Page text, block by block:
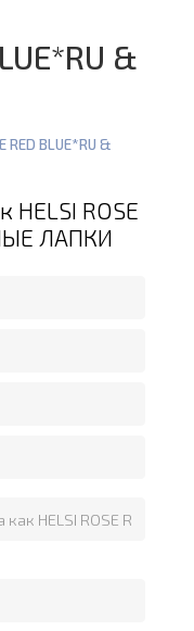
&
RED BLUE*RU &
ROSE
ЛАПКИ